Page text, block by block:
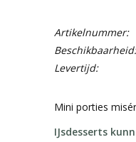
Artikelnummer:
Beschikbaarheid:
Levertijd:
Mini porties
IJsdesserts